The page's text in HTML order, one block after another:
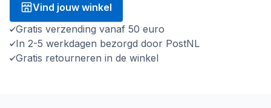
Vind jouw winkel
Gratis verzending vanaf 50 euro
In 2-5 werkdagen bezorgd door PostNL
Gratis retourneren in de winkel